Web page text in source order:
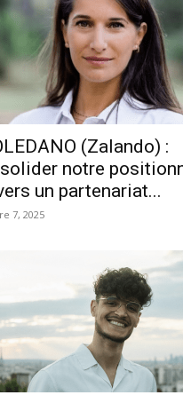
(Zalando) :
notre
un partenariat...
7, 2025